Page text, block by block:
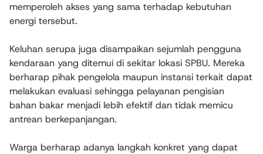
memperoleh akses yang sama terhadap kebutuhan
energi tersebut.
Keluhan serupa juga disampaikan sejumlah pengguna
kendaraan yang ditemui di sekitar lokasi SPBU. Mereka
berharap pihak pengelola maupun instansi terkait dapat
melakukan evaluasi sehingga pelayanan pengisian
bahan bakar menjadi lebih efektif dan tidak memicu
antrean berkepanjangan.
Warga berharap adanya langkah konkret yang dapat